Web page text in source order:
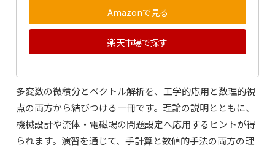
Amazonで見る
楽天市場で探す
多変数の微積分とベクトル解析を、工学的応用と数理的視
点の両方から結びつける一冊です。理論の説明とともに、
機械設計や流体・電磁場の問題設定へ応用するヒントが得
られます。演習を通じて、手計算と数値的手法の両方の理